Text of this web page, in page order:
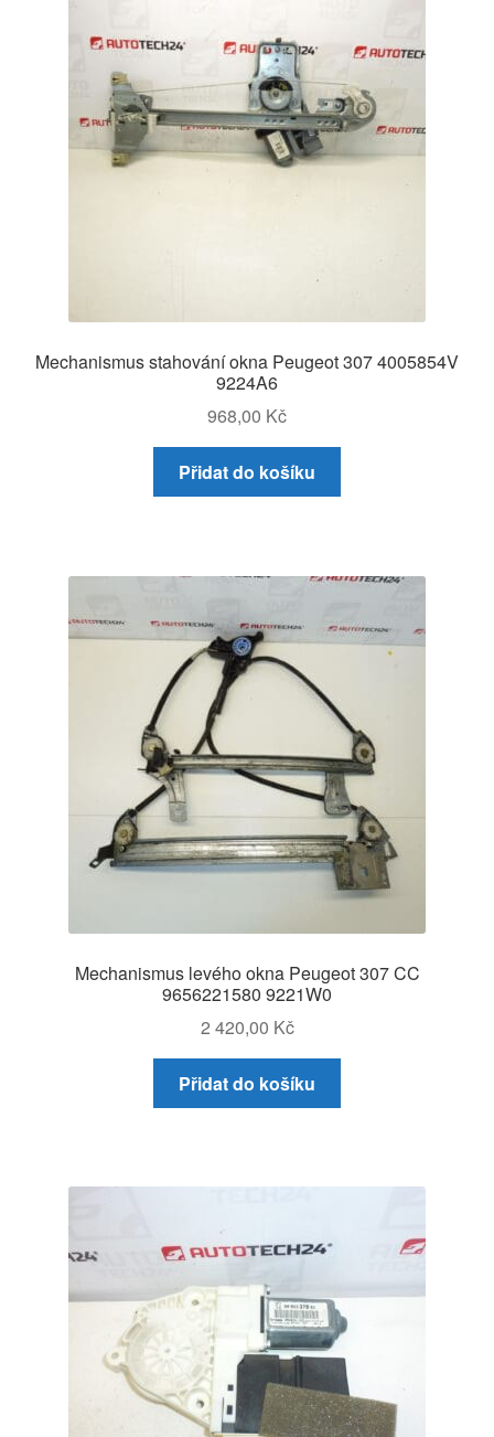
Mechanismus stahování okna Peugeot 307 4005854V
9224A6
968,00 Kč
Přidat do košíku
Mechanismus levého okna Peugeot 307 CC
9656221580 9221W0
2 420,00 Kč
Přidat do košíku